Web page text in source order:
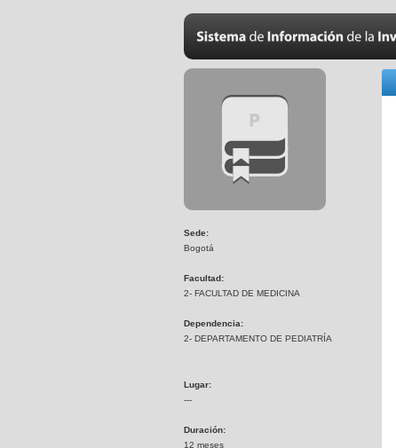
Sede:
Bogotá
Facultad:
2- FACULTAD DE MEDICINA
Dependencia:
2- DEPARTAMENTO DE PEDIATRÍA
Lugar:
---
Duración:
12 meses